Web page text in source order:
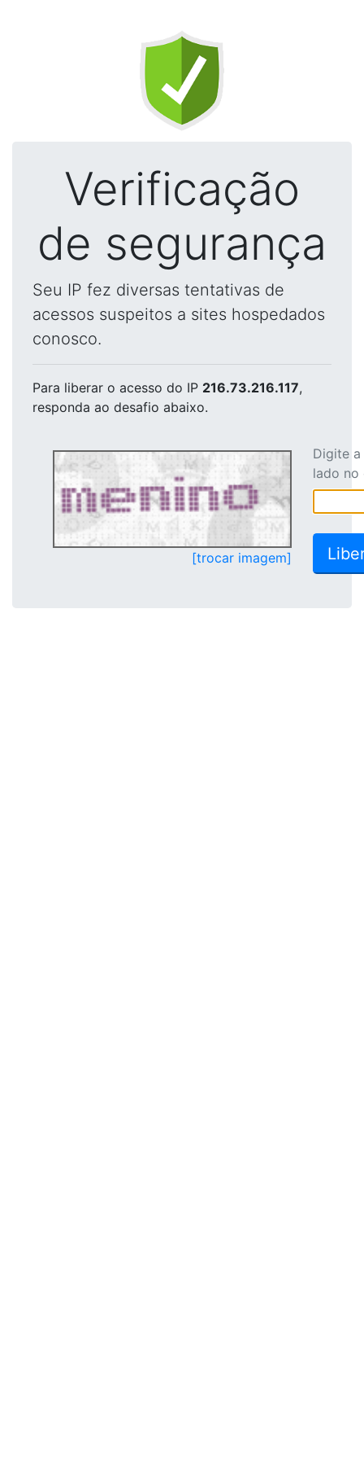
Verificação
de segurança
Seu IP fez diversas tentativas de
acessos suspeitos a sites hospedados
conosco.
Para liberar o acesso do IP 216.73.216.117,
responda ao desafio abaixo.
[trocar imagem]
Digite
lado no